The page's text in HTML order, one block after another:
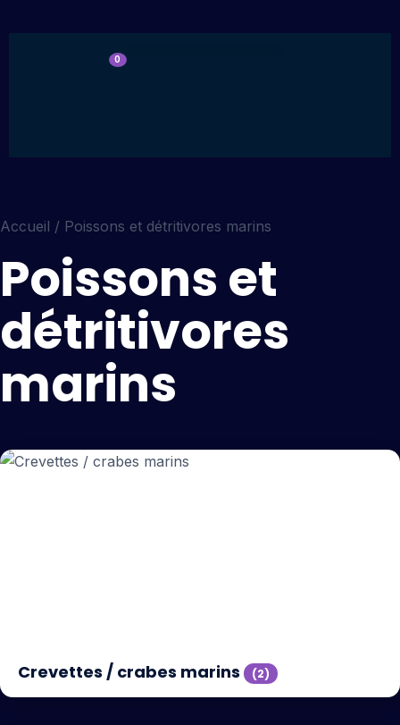
0
Accueil / Poissons et détritivores marins
Poissons et
détritivores
marins
Crevettes / crabes marins (2)